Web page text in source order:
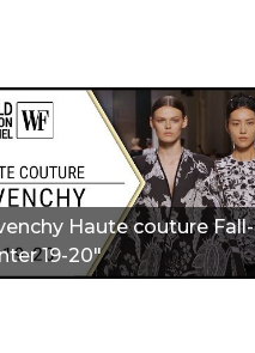
Haute couture Fall-
19-20"